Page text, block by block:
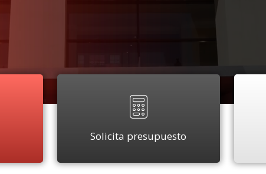
Solicita presupuesto